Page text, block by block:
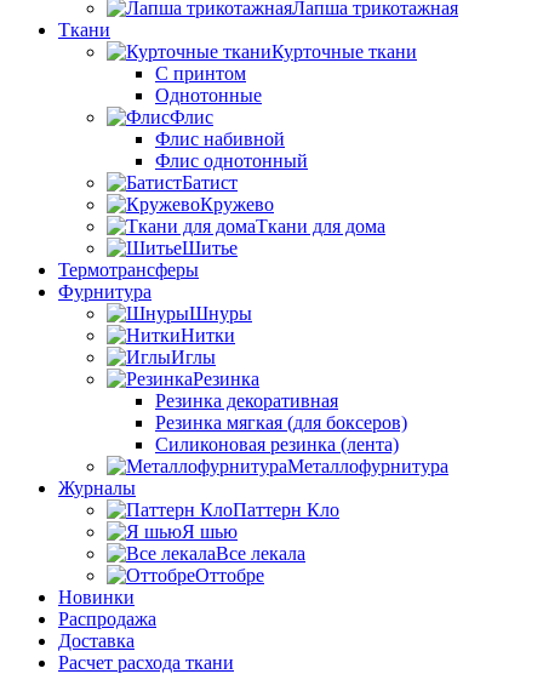
Лапша трикотажная
Ткани
Курточные ткани
С принтом
Однотонные
Флис
Флис набивной
Флис однотонный
Батист
Кружево
Ткани для дома
Шитье
Термотрансферы
Фурнитура
Шнуры
Нитки
Иглы
Резинка
Резинка декоративная
Резинка мягкая (для боксеров)
Силиконовая резинка (лента)
Металлофурнитура
Журналы
Паттерн Кло
Я шью
Все лекала
Оттобре
Новинки
Распродажа
Доставка
Расчет расхода ткани